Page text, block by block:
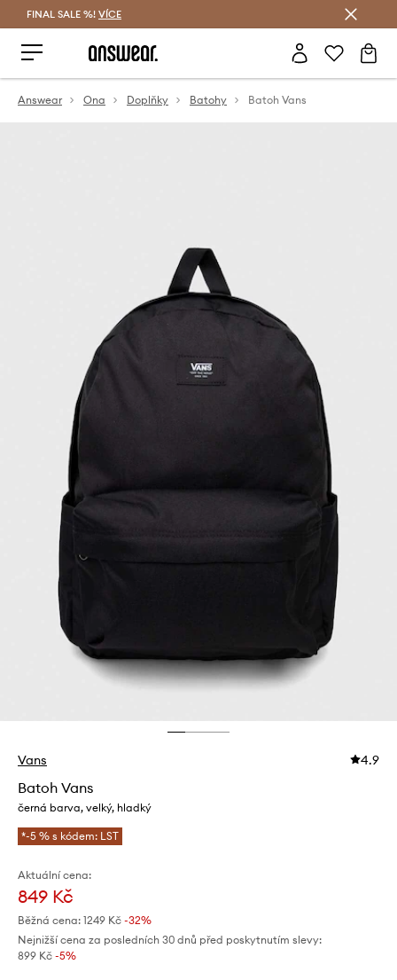
FINAL SALE %! VÍCE
Answear Ona Doplňky Batohy Batoh Vans
Vans 4.9
Batoh Vans
černá barva, velký, hladký
*-5 % s kódem: LST
Aktuální cena:
849 Kč
Běžná cena: 1249 Kč -32%
Nejnižší cena za posledních 30 dnů před poskytnutím slevy:
899 Kč -5%